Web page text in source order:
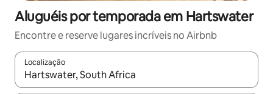
Aluguéis por temporada em Hartswater
Encontre e reserve lugares incríveis no Airbnb
Localização
Quando os resultados estiverem disponíveis, explore-os